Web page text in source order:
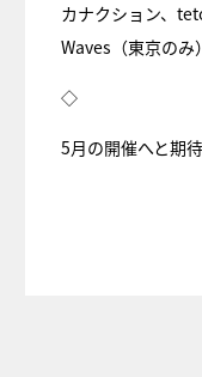
カナクション、
Waves（東京の
◇
5月の開催へと期